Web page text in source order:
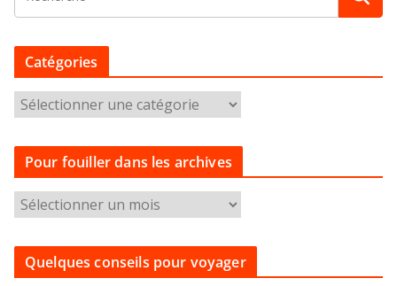
Catégories
t
g
e
Pour fouiller dans les archives
u
Quelques conseils pour voyager